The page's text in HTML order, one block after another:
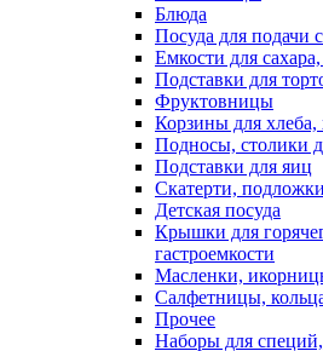
Блюда
Посуда для подачи
Емкости для
Подставки для
Фруктовницы
Корзины для
Подносы, столики
Подставки для яиц
Скатерти,
Детская посуда
Крышки для
гастроемкости
Масленки,
Салфетницы,
Прочее
Наборы для